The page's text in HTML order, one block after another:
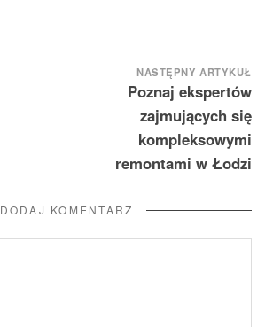
NASTĘPNY ARTYKUŁ
Poznaj ekspertów
zajmujących się
kompleksowymi
remontami w Łodzi
DODAJ KOMENTARZ